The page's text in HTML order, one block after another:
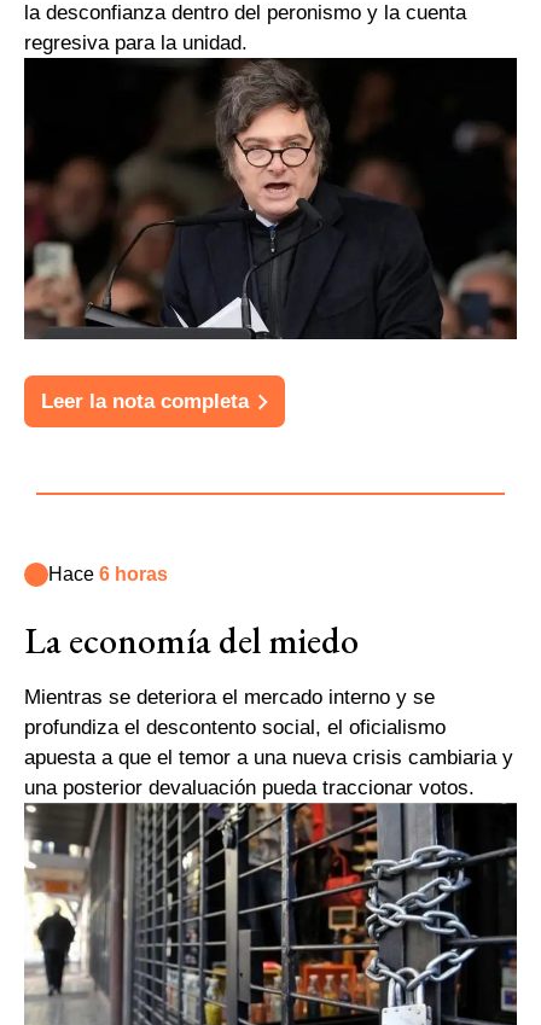
la desconfianza dentro del peronismo y la cuenta
regresiva para la unidad.
Leer la nota completa
Hace 6 horas
La economía del miedo
Mientras se deteriora el mercado interno y se
profundiza el descontento social, el oficialismo
apuesta a que el temor a una nueva crisis cambiaria y
una posterior devaluación pueda traccionar votos.